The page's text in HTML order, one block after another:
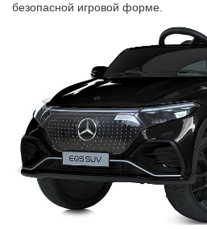
безопасной игровой форме.